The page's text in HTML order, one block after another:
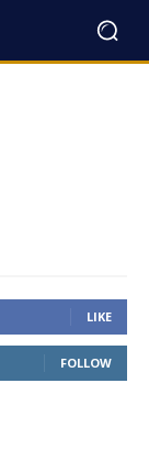
LIKE
FOLLOW